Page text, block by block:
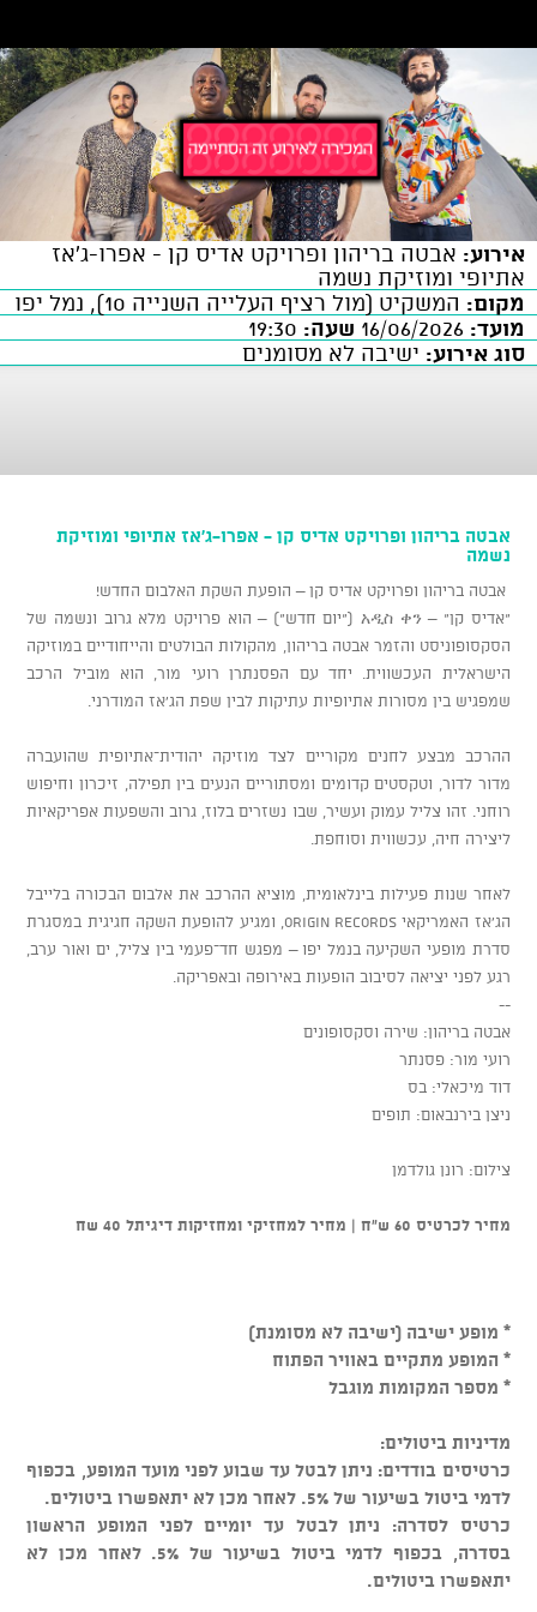
אירוע: אבטה בריהון ופרויקט אדיס קן - אפרו-ג’אז
אתיופי ומוזיקת נשמה
מקום: המשקיט (מול רציף העלייה השנייה 10), נמל יפו
מועד:
שעה:
סוג אירוע: ישיבה לא מסומנים
אבטה בריהון ופרויקט אדיס קן - אפרו-ג’אז אתיופי ומוזיקת
נשמה
אבטה בריהון ופרויקט אדיס קן – הופעת השקת האלבום החדש!
"אדיס קן" – አዲስ ቀን ("יום חדש") – הוא פרויקט מלא גרוב ונשמה של
הסקסופוניסט והזמר אבטה בריהון, מהקולות הבולטים והייחודיים במוזיקה
הישראלית העכשווית. יחד עם הפסנתרן רועי מור, הוא מוביל הרכב
שמפגיש בין מסורות אתיופיות עתיקות לבין שפת הג'אז המודרני.
ההרכב מבצע לחנים מקוריים לצד מוזיקה יהודית־אתיופית שהועברה
מדור לדור, וטקסטים קדומים ומסתוריים הנעים בין תפילה, זיכרון וחיפוש
רוחני. זהו צליל עמוק ועשיר, שבו נשזרים בלוז, גרוב והשפעות אפריקאיות
ליצירה חיה, עכשווית וסוחפת.
לאחר שנות פעילות בינלאומית, מוציא ההרכב את אלבום הבכורה בלייבל
הג'אז האמריקאי Origin Records, ומגיע להופעת השקה חגיגית במסגרת
סדרת מופעי השקיעה בנמל יפו – מפגש חד־פעמי בין צליל, ים ואור ערב,
רגע לפני יציאה לסיבוב הופעות באירופה ובאפריקה.
--
אבטה בריהון: שירה וסקסופונים
רועי מור: פסנתר
דוד מיכאלי: בס
ניצן בירנבאום: תופים
צילום: רונן גולדמן
מחיר לכרטיס 60 ש"ח | מחיר למחזיקי ומחזיקות דיגיתל 40 שח
* מופע ישיבה (ישיבה לא מסומנת)
* המופע מתקיים באוויר הפתוח
* מספר המקומות מוגבל
מדיניות ביטולים:
כרטיסים בודדים: ניתן לבטל עד שבוע לפני מועד המופע, בכפוף
לדמי ביטול בשיעור של 5%. לאחר מכן לא יתאפשרו ביטולים.
כרטיס לסדרה: ניתן לבטל עד יומיים לפני המופע הראשון
בסדרה, בכפוף לדמי ביטול בשיעור של 5%. לאחר מכן לא
יתאפשרו ביטולים.